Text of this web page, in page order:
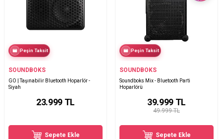
Peşin Taksit
SOUNDBOKS
GO | Taşınabilir Bluetooth Hoparlör -
Siyah
23.999TL
Sepete Ekle
Peşin Taksit
SOUNDBOKS
Soundboks Mix - Bluetooth Parti
Hoparlörü
49.999 TL
39.999TL
Sepete Ekle